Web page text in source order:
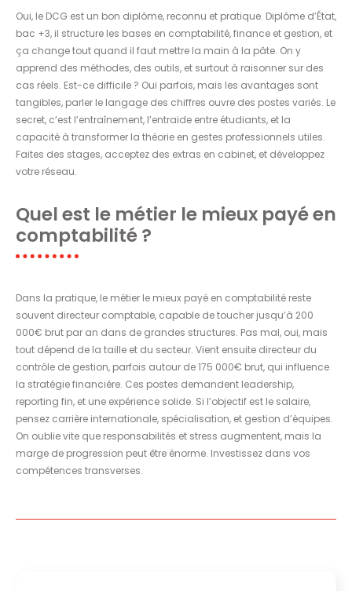
Oui, le DCG est un bon diplôme, reconnu et pratique. Diplôme d’État,
bac +3, il structure les bases en comptabilité, finance et gestion, et
ça change tout quand il faut mettre la main à la pâte. On y
apprend des méthodes, des outils, et surtout à raisonner sur des
cas réels. Est-ce difficile ? Oui parfois, mais les avantages sont
tangibles, parler le langage des chiffres ouvre des postes variés. Le
secret, c’est l’entraînement, l’entraide entre étudiants, et la
capacité à transformer la théorie en gestes professionnels utiles.
Faites des stages, acceptez des extras en cabinet, et développez
votre réseau.
Quel est le métier le mieux payé en
comptabilité ?
Dans la pratique, le métier le mieux payé en comptabilité reste
souvent directeur comptable, capable de toucher jusqu’à 200
000€ brut par an dans de grandes structures. Pas mal, oui, mais
tout dépend de la taille et du secteur. Vient ensuite directeur du
contrôle de gestion, parfois autour de 175 000€ brut, qui influence
la stratégie financière. Ces postes demandent leadership,
reporting fin, et une expérience solide. Si l’objectif est le salaire,
pensez carrière internationale, spécialisation, et gestion d’équipes.
On oublie vite que responsabilités et stress augmentent, mais la
marge de progression peut être énorme. Investissez dans vos
compétences transverses.